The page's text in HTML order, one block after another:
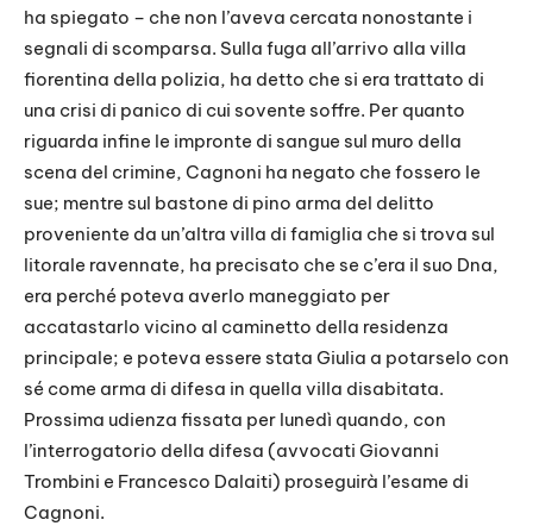
ha spiegato – che non l’aveva cercata nonostante i
segnali di scomparsa. Sulla fuga all’arrivo alla villa
fiorentina della polizia, ha detto che si era trattato di
una crisi di panico di cui sovente soffre. Per quanto
riguarda infine le impronte di sangue sul muro della
scena del crimine, Cagnoni ha negato che fossero le
sue; mentre sul bastone di pino arma del delitto
proveniente da un’altra villa di famiglia che si trova sul
litorale ravennate, ha precisato che se c’era il suo Dna,
era perché poteva averlo maneggiato per
accatastarlo vicino al caminetto della residenza
principale; e poteva essere stata Giulia a potarselo con
sé come arma di difesa in quella villa disabitata.
Prossima udienza fissata per lunedì quando, con
l’interrogatorio della difesa (avvocati Giovanni
Trombini e Francesco Dalaiti) proseguirà l’esame di
Cagnoni.